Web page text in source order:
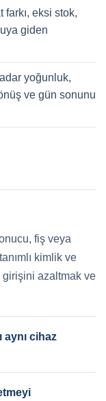
farkı, eksi stok,
giden
yoğunluk,
ve gün sonunu
fiş veya
kimlik ve
girişini azaltmak ve
aynı cihaz